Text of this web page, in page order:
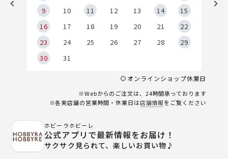
9
10 11 12 13 14
15
16
17 18 19 20 21
22
23
24 25 26 27 28
29
30
31
オンラインショップ休業日
※Webからのご注文は、24時間承っております
※各実店舗の営業時間・休業日は店舗情報をご覧ください
ホビーラホビーレ
公式アプリで最新情報をお届け！
サクサク見られて、楽しいお買い物♪